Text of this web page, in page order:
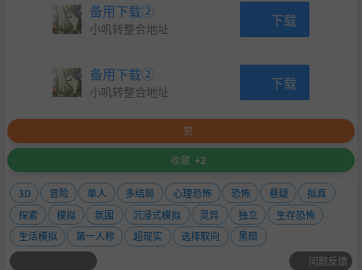
备用下载②
小叽转整合地址 下载
备用下载②
小叽转整合地址 下载
赞
收藏 +2
3D 冒险 单人 多结局 心理恐怖 恐怖 悬疑
拟真
探索
模拟 氛围 沉浸式模拟 灵异 独立
生存恐怖
生活模拟
第一人称 超现实 选择取向
黑暗
问题反馈